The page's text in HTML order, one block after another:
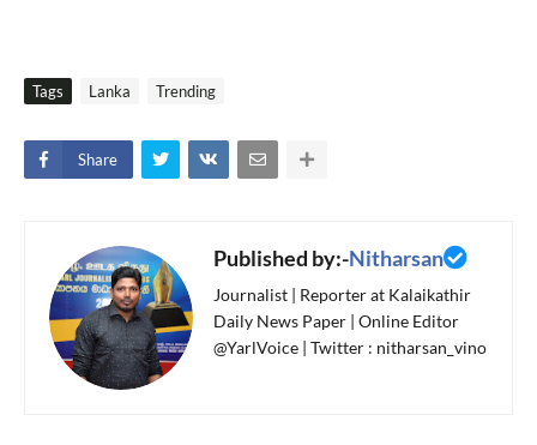
Tags Lanka Trending
Share
Published by:-Nitharsan
Journalist | Reporter at Kalaikathir
Daily News Paper | Online Editor
@YarlVoice | Twitter : nitharsan_vino